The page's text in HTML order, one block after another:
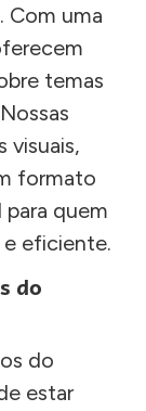
Com uma
temas
visuais,
formato
quem
eficiente.
do
do
estar